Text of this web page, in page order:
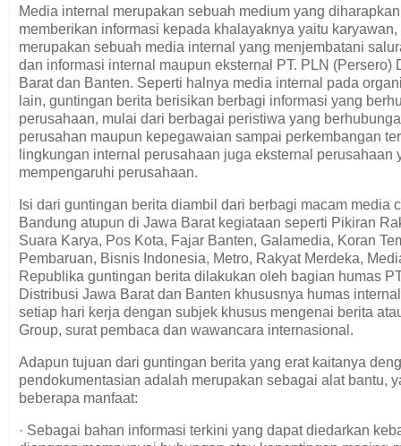
Media internal merupakan sebuah medium yang
memberikan informasi kepada khalayaknya yaitu
merupakan sebuah media internal yang menjembatani
dan informasi internal maupun eksternal PT. PLN (Persero)
Barat dan Banten. Seperti halnya media internal pada
lain, guntingan berita berisikan berbagi informasi yang
perusahaan, mulai dari berbagai peristiwa yang
perusahan maupun kepegawaian sampai perkembangan
lingkungan internal perusahaan juga eksternal perusahaan
mempengaruhi perusahaan.
Isi dari guntingan berita diambil dari berbagi macam media
Bandung atupun di Jawa Barat kegiataan seperti Pikiran
Suara Karya, Pos Kota, Fajar Banten, Galamedia, Koran
Pembaruan, Bisnis Indonesia, Metro, Rakyat Merdeka,
Republika guntingan berita dilakukan oleh bagian humas
Distribusi Jawa Barat dan Banten khususnya humas
setiap hari kerja dengan subjek khusus mengenai berita
Group, surat pembaca dan wawancara internasional.
Adapun tujuan dari guntingan berita yang erat kaitanya
pendokumentasian adalah merupakan sebagai alat bantu,
beberapa manfaat:
· Sebagai bahan informasi terkini yang dapat diedarkan